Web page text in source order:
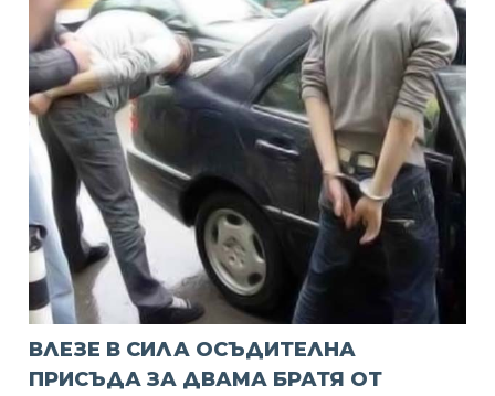
ВЛЕЗЕ В СИЛА ОСЪДИТЕЛНА
ПРИСЪДА ЗА ДВАМА БРАТЯ ОТ